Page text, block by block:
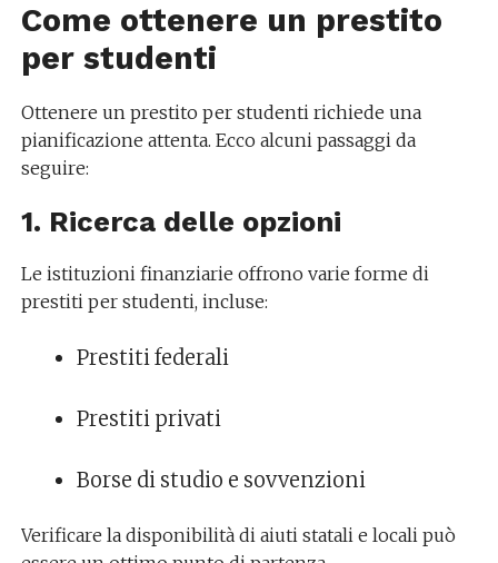
Come ottenere un prestito
per studenti
Ottenere un prestito per studenti richiede una
pianificazione attenta. Ecco alcuni passaggi da
seguire:
1. Ricerca delle opzioni
Le istituzioni finanziarie offrono varie forme di
prestiti per studenti, incluse:
Prestiti federali
Prestiti privati
Borse di studio e sovvenzioni
Verificare la disponibilità di aiuti statali e locali può